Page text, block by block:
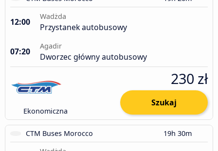
12:00
Wadżda
Przystanek autobusowy
07:20
Agadir
Dworzec główny autobusowy
Ekonomiczna
230 zł
Szukaj
CTM Buses Morocco 19h 30m